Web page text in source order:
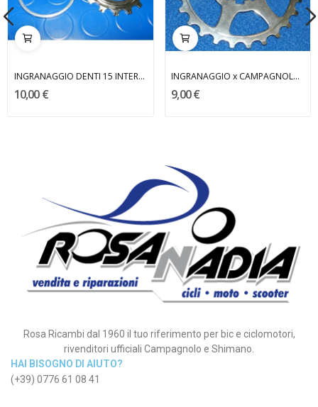
INGRANAGGIO DENTI 15 INTERNO FILETTATO MARCHISIO
10,00 €
INGRANAGGIO x CAMPAGNOLO 9-10 VELOCITA' 26...
9,00 €
Rosa Ricambi dal 1960 il tuo riferimento per bic e ciclomotori,
rivenditori ufficiali Campagnolo e Shimano.
HAI BISOGNO DI AIUTO?
(+39) 0776 61 08 41